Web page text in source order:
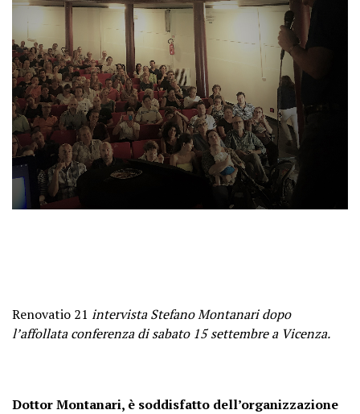
Renovatio 21 intervista Stefano Montanari dopo
l’affollata conferenza di sabato 15 settembre a Vicenza.
Dottor Montanari, è soddisfatto dell’organizzazione